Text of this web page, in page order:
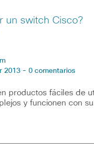
un switch Cisco?
2013 - 0 comentarios
productos fáciles de
y funcionen con